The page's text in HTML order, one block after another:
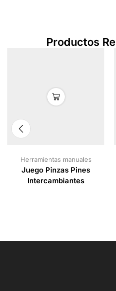
Productos
Herramientas manuales
Juego Pinzas Pines
Intercambiantes